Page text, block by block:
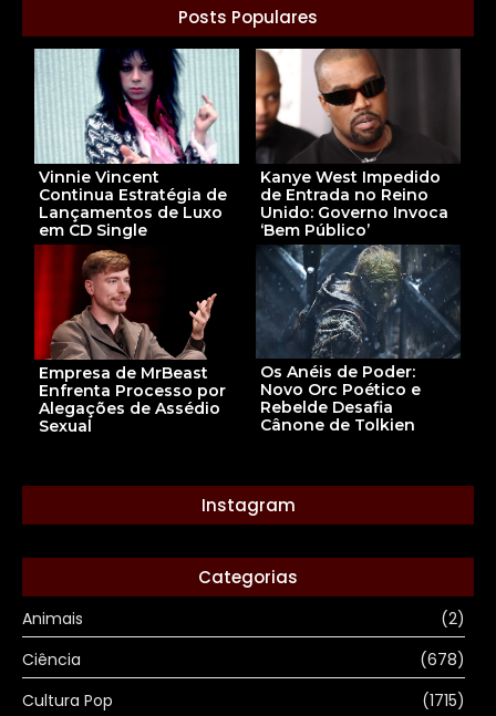
Posts Populares
Vinnie Vincent
Continua Estratégia de
Lançamentos de Luxo
em CD Single
Kanye West Impedido
de Entrada no Reino
Unido: Governo Invoca
‘Bem Público’
Empresa de MrBeast
Enfrenta Processo por
Alegações de Assédio
Sexual
Os Anéis de Poder:
Novo Orc Poético e
Rebelde Desafia
Cânone de Tolkien
Instagram
Categorias
Animais
(2)
Ciência
(678)
Cultura Pop
(1715)